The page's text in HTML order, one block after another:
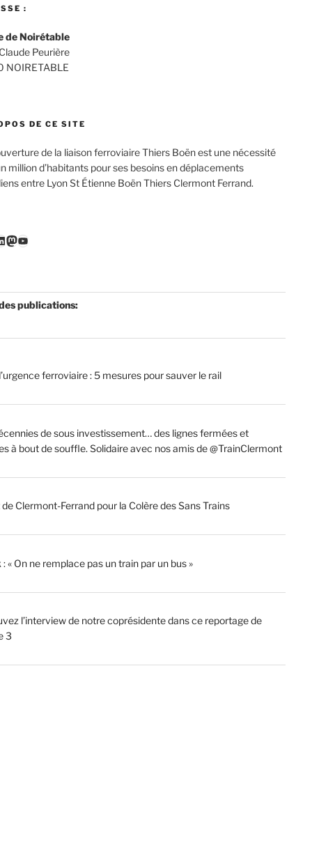
:
de Noirétable
Peurière
NOIRETABLE
DE CE SITE
de la liaison ferroviaire Thiers Boën est une nécessité
million d’habitants pour ses besoins en déplacements
entre Lyon St Étienne Boën Thiers Clermont Ferrand.
Mastodon
YouTube
publications:
ferroviaire : 5 mesures pour sauver le rail
de sous investissement… des lignes fermées et
à bout de souffle. Solidaire avec nos amis de @TrainClermont
Clermont-Ferrand pour la Colère des Sans Trains
« On ne remplace pas un train par un bus »
l’interview de notre coprésidente dans ce reportage de
3